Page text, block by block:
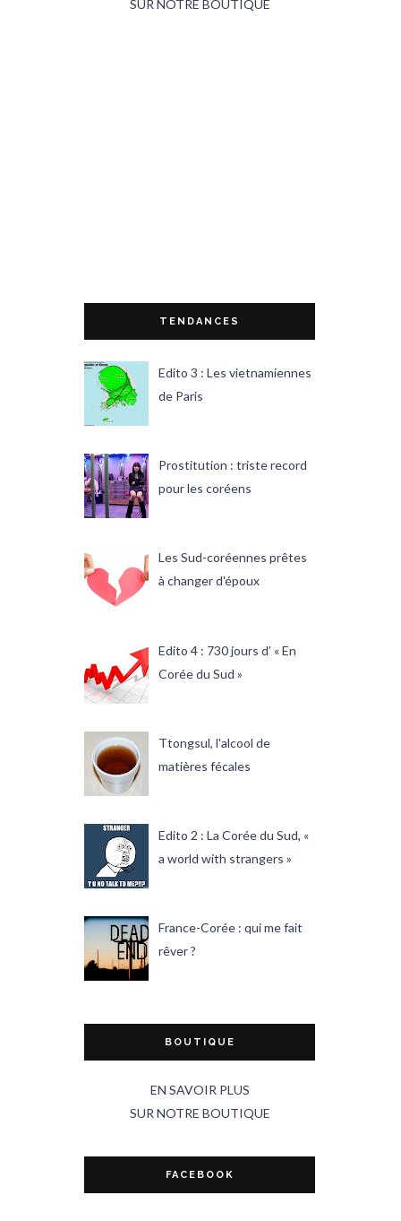
SUR NOTRE BOUTIQUE
TENDANCES
Edito 3 : Les vietnamiennes
de Paris
Prostitution : triste record
pour les coréens
Les Sud-coréennes prêtes
à changer d'époux
Edito 4 : 730 jours d’ « En
Corée du Sud »
Ttongsul, l'alcool de
matières fécales
Edito 2 : La Corée du Sud, «
a world with strangers »
France-Corée : qui me fait
rêver ?
BOUTIQUE
EN SAVOIR PLUS
SUR NOTRE BOUTIQUE
FACEBOOK